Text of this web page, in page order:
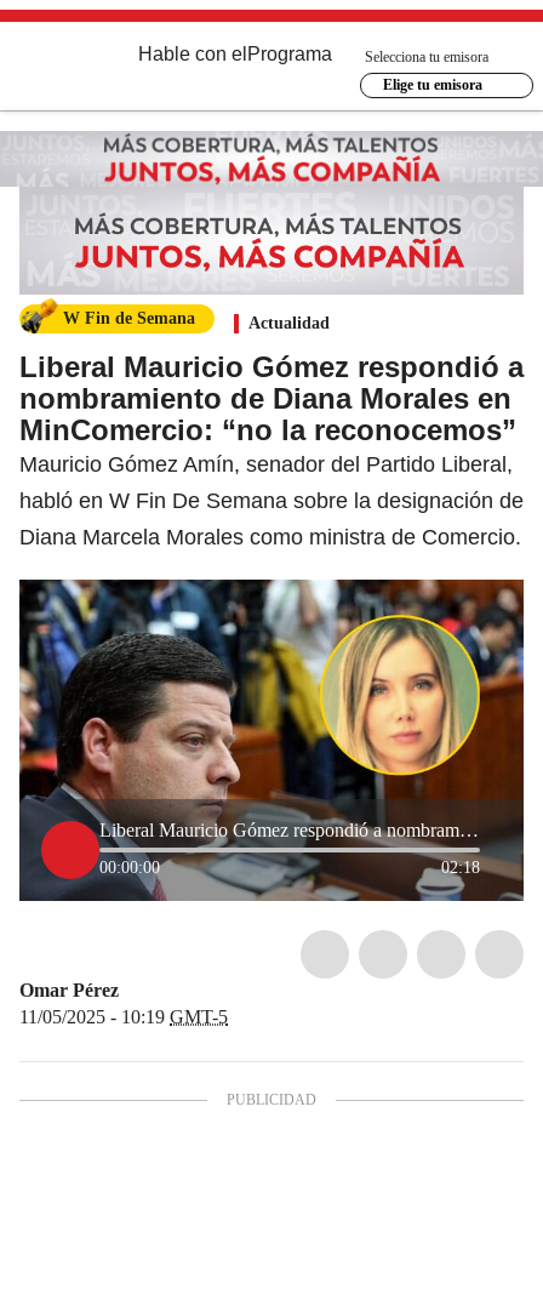
Hable con el Programa
Selecciona tu emisora
Elige tu emisora
W Fin de Semana Actualidad
Liberal Mauricio Gómez respondió a
nombramiento de Diana Morales en
MinComercio: “no la reconocemos”
Mauricio Gómez Amín, senador del Partido Liberal,
habló en W Fin De Semana sobre la designación de
Diana Marcela Morales como ministra de Comercio.
Liberal Mauricio Gómez respondió a nombramiento de Diana Morales en MinComercio: “no la reconocemos”
00:00:00 02:18
Omar Pérez
11/05/2025 - 10:19 GMT-5